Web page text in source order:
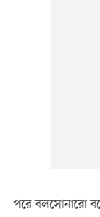
পরে বলসোনারো